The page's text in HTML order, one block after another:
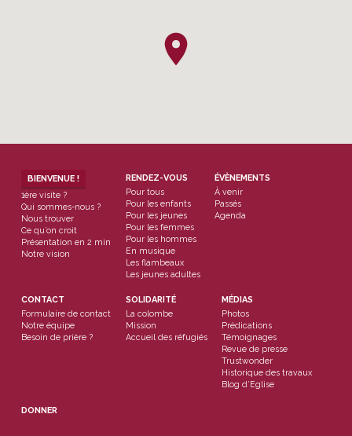
BIENVENUE !
1ère visite ?
Qui sommes-nous ?
Nous trouver
Ce qu’on croit
Présentation en 2 min
Notre vision
RENDEZ-VOUS
Pour tous
Pour les enfants
Pour les jeunes
Pour les femmes
Pour les hommes
En musique
Les flambeaux
Les jeunes adultes
ÉVÈNEMENTS
À venir
Passés
Agenda
CONTACT
Formulaire de contact
Notre équipe
Besoin de prière ?
SOLIDARITÉ
La colombe
Mission
Accueil des réfugiés
MÉDIAS
Photos
Prédications
Témoignages
Revue de presse
Trustwonder
Historique des travaux
Blog d’Eglise
DONNER